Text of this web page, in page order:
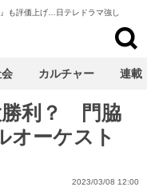
』も評価上げ…日テレドラマ強し
勝利？ 門脇
オーケスト
2023/03/08 12:00
カルチャー 連載